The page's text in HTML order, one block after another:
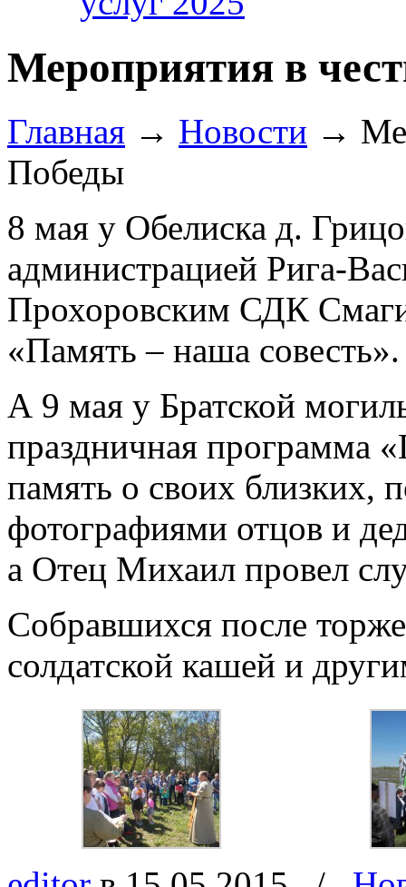
Мероприятия в
Главная → Новости →
Победы
8 мая у Обелиска д.
администрацией Рига-
Прохоровским СДК
«Память – наша совесть».
А 9 мая у Братской
праздничная программа
память о своих близких,
фотографиями отцов и
а Отец Михаил провел
Собравшихся после
солдатской кашей и